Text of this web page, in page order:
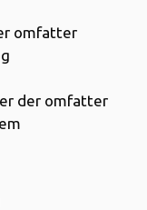
omfatter
der omfatter